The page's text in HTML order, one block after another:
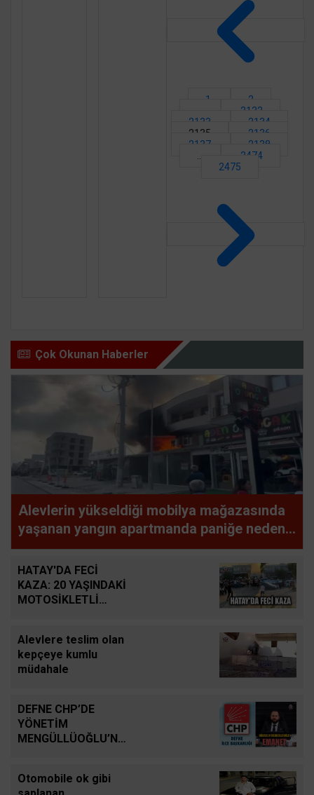
1
2
2132
2133
2134
2135
2136
2137
2138
2474
2475
Çok Okunan Haberler
Alevlerin yükseldiği mobilya mağazasında
yaşanan yangın apartmanda paniğe neden
oldu
HATAY'DA FECİ
KAZA: 20 YAŞINDAKİ
MOTOSİKLETLİ
Alevlere teslim olan
kepçeye kumlu
müdahale
DEFNE CHP’DE
YÖNETİM
MENGÜLLÜOĞLU’NA
Otomobile ok gibi